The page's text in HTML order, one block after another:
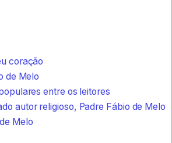
coração
de Melo
entre os leitores
autor religioso, Padre Fábio de Melo
Melo